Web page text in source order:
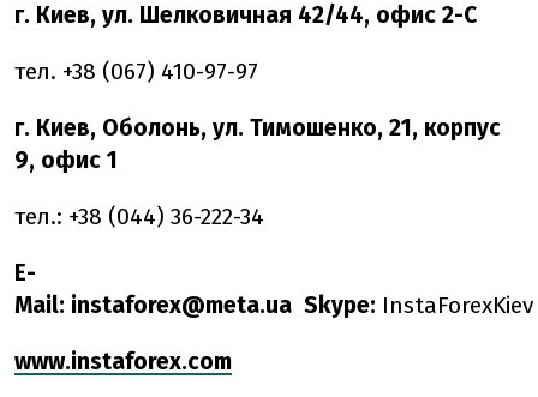
г. Киев, ул. Шелковичная 42/44, офис 2-С
тел. +38 (067) 410-97-97
г. Киев, Оболонь, ул. Тимошенко, 21, корпус
9, офис 1
тел.: +38 (044) 36-222-34
E-
Mail: instaforex@meta.ua Skype: InstaForexKiev
www.instaforex.com